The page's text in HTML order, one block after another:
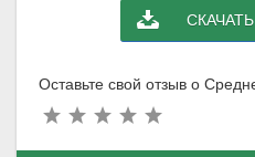
Оставьте свой отзыв о